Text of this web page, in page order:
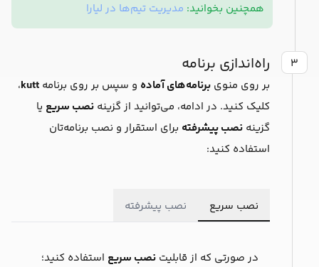
همچنین بخوانید: مدیریت تیم‌ها در لیارا
۳ راه‌اندازی برنامه
بر روی منوی برنامه‌های آماده و سپس بر روی برنامه kutt،
کلیک کنید. در ادامه، می‌توانید از گزینه نصب سریع یا
گزینه نصب پیشرفته برای استقرار و نصب برنامه‌تان
استفاده کنید:
نصب سریع نصب پیشرفته
در صورتی که از قابلیت نصب سریع استفاده کنید؛